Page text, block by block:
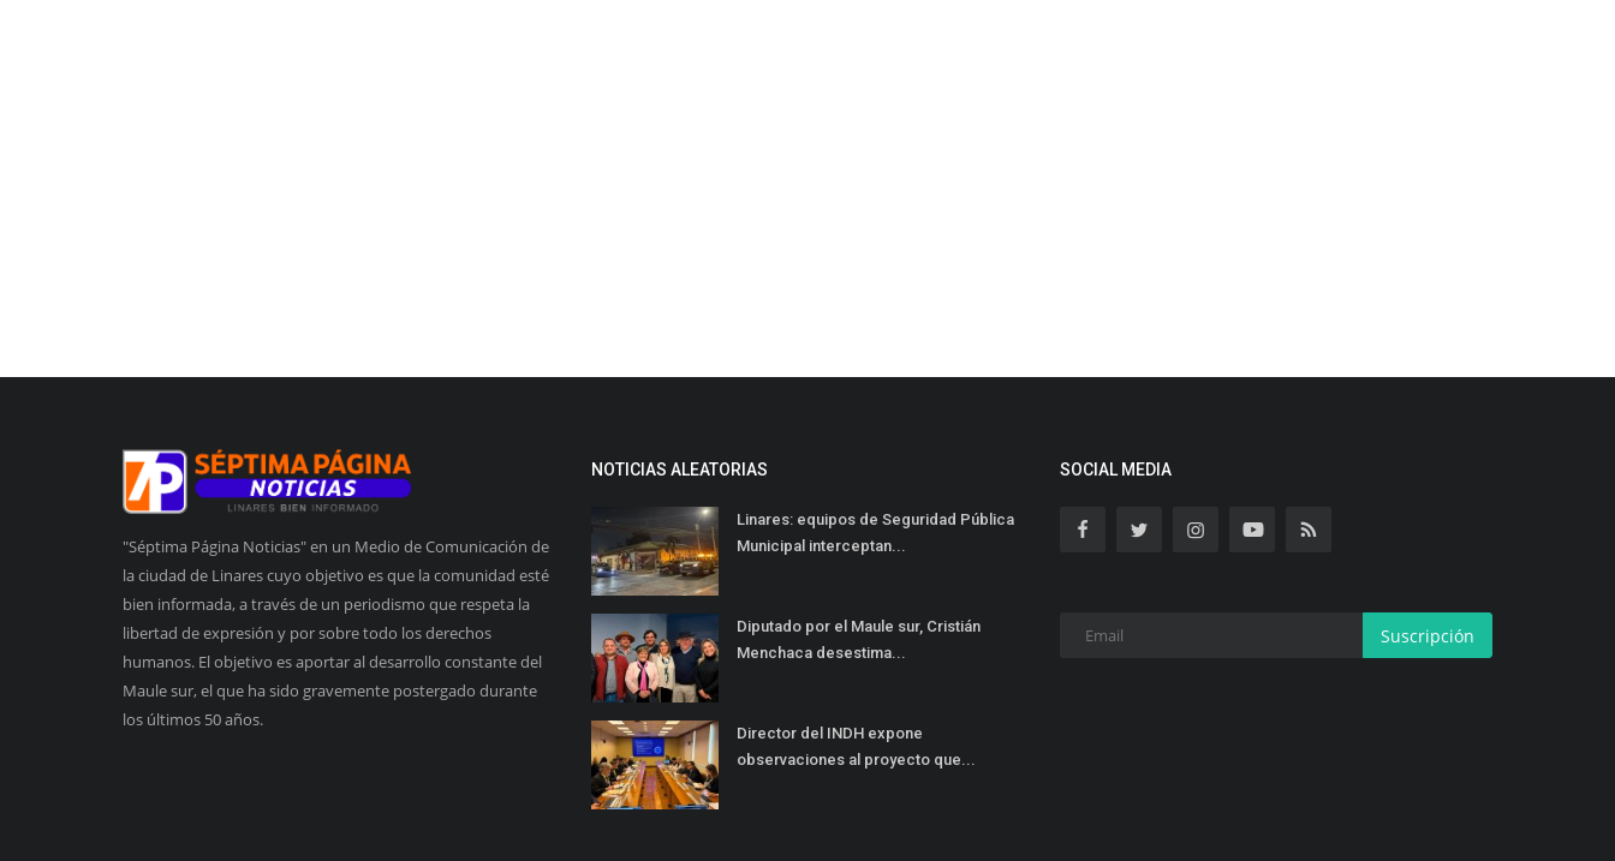
"Séptima Página Noticias" en un Medio de Comunicación de
la ciudad de Linares cuyo objetivo es que la comunidad esté
bien informada, a través de un periodismo que respeta la
libertad de expresión y por sobre todo los derechos
humanos. El objetivo es aportar al desarrollo constante del
Maule sur, el que ha sido gravemente postergado durante
los últimos 50 años.
NOTICIAS ALEATORIAS
Linares: equipos de Seguridad Pública
Municipal interceptan...
Diputado por el Maule sur, Cristián
Menchaca desestima...
Director del INDH expone
observaciones al proyecto que...
SOCIAL MEDIA
Suscripción